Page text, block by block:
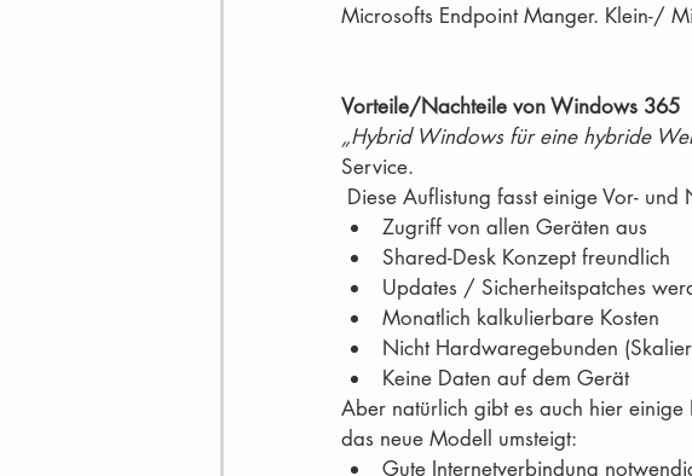
Microsofts Endpoint Manger. Klein-/
Vorteile/Nachteile von Windows 365
„Hybrid Windows für eine hybride
Service.
Diese Auflistung fasst einige Vor-
Zugriff von allen Geräten aus
Shared-Desk Konzept freundlich
Updates / Sicherheitspatches
Monatlich kalkulierbare Kosten
Nicht Hardwaregebunden
Keine Daten auf dem Gerät
Aber natürlich gibt es auch hier
das neue Modell umsteigt:
Gute Internetverbindung